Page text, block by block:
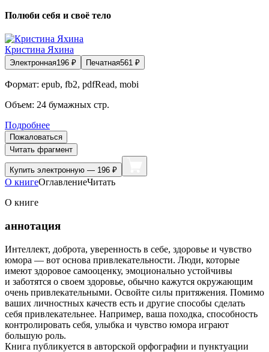
Полюби себя и своё тело
Кристина Яхина
Электронная196 ₽ Печатная561 ₽
Формат: epub, fb2, pdfRead, mobi
Объем: 24 бумажных стр.
Подробнее
Пожаловаться
Читать фрагмент
Купить электронную — 196 ₽
О книгеОглавлениеЧитать
О книге
аннотация
Интеллект, доброта, уверенность в себе, здоровье и чувство
юмора — вот основа привлекательности. Люди, которые
имеют здоровое самооценку, эмоционально устойчивы
и заботятся о своем здоровье, обычно кажутся окружающим
очень привлекательными. Освойте силы притяжения. Помимо
ваших личностных качеств есть и другие способы сделать
себя привлекательнее. Например, ваша походка, способность
контролировать себя, улыбка и чувство юмора играют
большую роль.
Книга публикуется в авторской орфографии и пунктуации